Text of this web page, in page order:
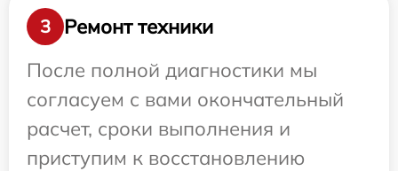
3
Ремонт техники
После полной диагностики мы
согласуем с вами окончательный
расчет, сроки выполнения и
приступим к восстановлению